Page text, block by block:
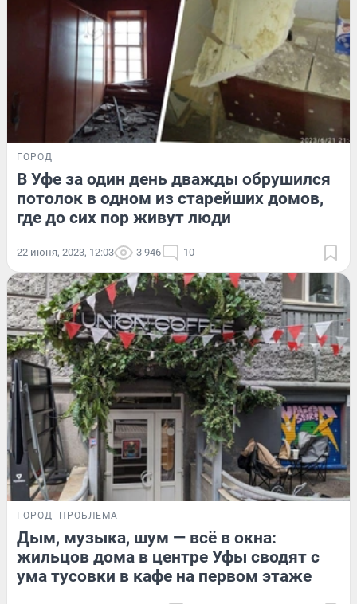
ГОРОД
В Уфе за один день дважды обрушился
потолок в одном из старейших домов,
где до сих пор живут люди
22 июня, 2023, 12:03 3 946 10
ГОРОД ПРОБЛЕМА
Дым, музыка, шум — всё в окна:
жильцов дома в центре Уфы сводят с
ума тусовки в кафе на первом этаже